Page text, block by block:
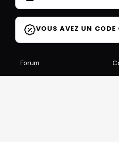
VOUS AVEZ UN CODE
Forum